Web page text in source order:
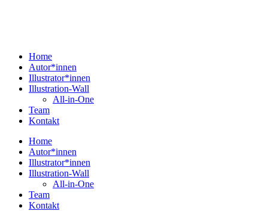
Home
Autor*innen
Illustrator*innen
Illustration-Wall
All-in-One
Team
Kontakt
Home
Autor*innen
Illustrator*innen
Illustration-Wall
All-in-One
Team
Kontakt